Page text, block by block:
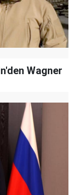
Wagner